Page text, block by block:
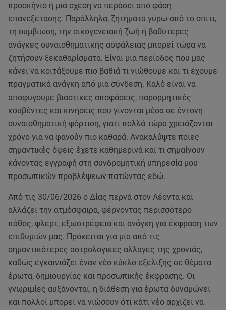
προσκήνιο ή μια σχέση να περάσει από φάση
επανεξέτασης. Παράλληλα, ζητήματα γύρω από το σπίτι,
τη συμβίωση, την οικογενειακή ζωή ή βαθύτερες
ανάγκες συναισθηματικής ασφάλειας μπορεί τώρα να
ζητήσουν ξεκαθαρίσματα. Είναι μια περίοδος που μας
κάνει να κοιτάξουμε πιο βαθιά τι νιώθουμε και τι έχουμε
πραγματικά ανάγκη από μια σύνδεση. Καλό είναι να
αποφύγουμε βιαστικές αποφάσεις, παρορμητικές
κουβέντες και κινήσεις που γίνονται μέσα σε έντονη
συναισθηματική φόρτιση, γιατί πολλά τώρα χρειάζονται
χρόνο για να φανούν πιο καθαρά. Ανακαλύψτε ποιες
σημαντικές όψεις έχετε καθημερινά και τι σημαίνουν
κάνοντας εγγραφή στη συνδρομητική υπηρεσία μου
προσωπικών προβλέψεων πατώντας εδώ.
Από τις 30/06/2026 ο Δίας περνά στον Λέοντα και
αλλάζει την ατμόσφαιρα, φέρνοντας περισσότερο
πάθος, φλερτ, εξωστρέφεια και ανάγκη για έκφραση των
επιθυμιών μας. Πρόκειται για μία από τις
σημαντικότερες αστρολογικές αλλαγές της χρονιάς,
καθώς εγκαινιάζει έναν νέο κύκλο εξέλιξης σε θέματα
έρωτα, δημιουργίας και προσωπικής έκφρασης. Οι
γνωριμίες αυξάνονται, η διάθεση για έρωτα δυναμώνει
και πολλοί μπορεί να νιώσουν ότι κάτι νέο αρχίζει να